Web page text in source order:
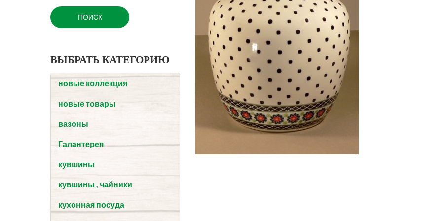
ВЫБРАТЬ КАТЕГОРИЮ
новые коллекция
новые товары
вазоны
Галантерея
кувшины
кувшины , чайники
кухонная посуда